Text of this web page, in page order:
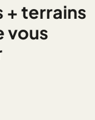
+ terrains
vous